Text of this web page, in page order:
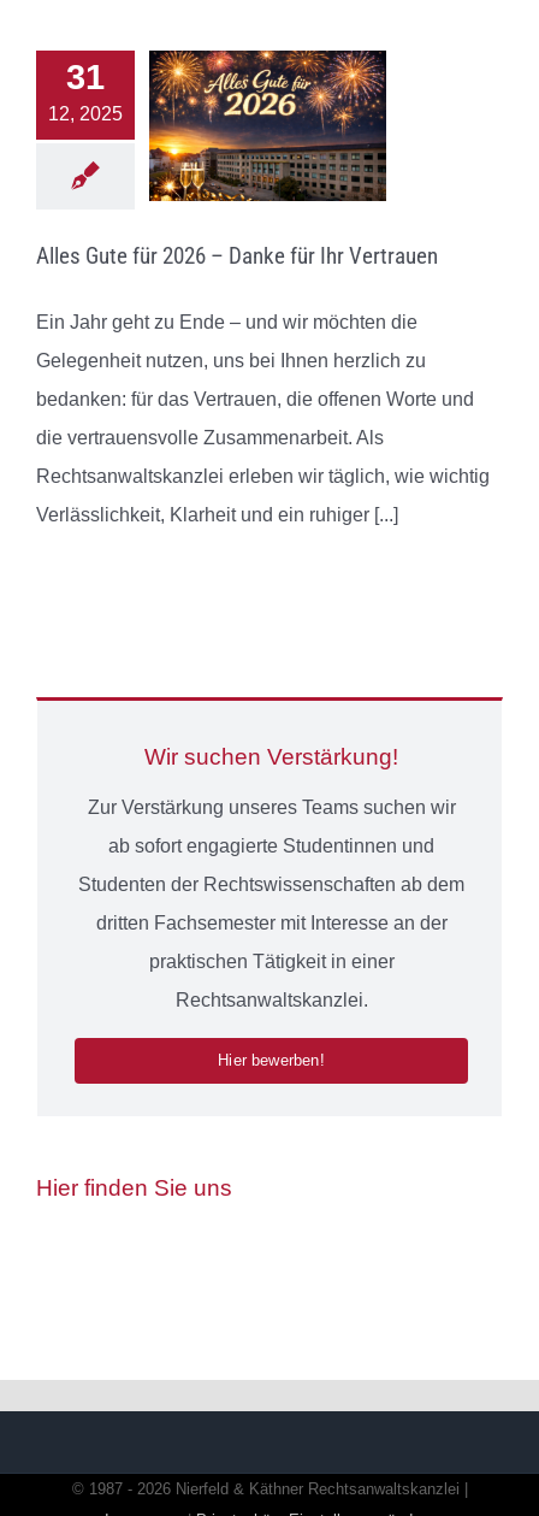
31
12, 2025
Alles Gute für 2026 – Danke für Ihr Vertrauen
Ein Jahr geht zu Ende – und wir möchten die
Gelegenheit nutzen, uns bei Ihnen herzlich zu
bedanken: für das Vertrauen, die offenen Worte und
die vertrauensvolle Zusammenarbeit. Als
Rechtsanwaltskanzlei erleben wir täglich, wie wichtig
Verlässlichkeit, Klarheit und ein ruhiger [...]
Wir suchen Verstärkung!
Zur Verstärkung unseres Teams suchen wir
ab sofort engagierte Studentinnen und
Studenten der Rechtswissenschaften ab dem
dritten Fachsemester mit Interesse an der
praktischen Tätigkeit in einer
Rechtsanwaltskanzlei.
Hier bewerben!
Hier finden Sie uns
© 1987 - 2026 Nierfeld & Käthner Rechtsanwaltskanzlei |